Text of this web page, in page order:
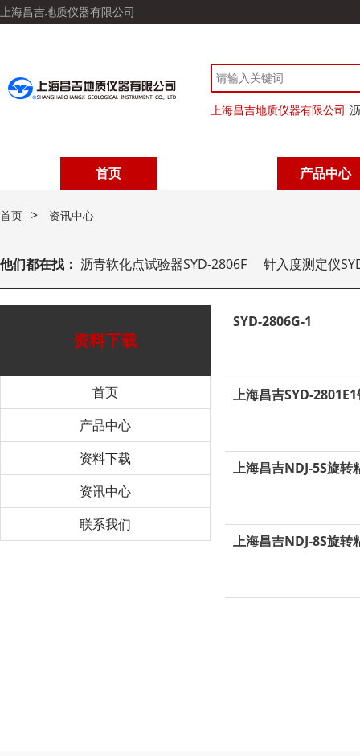
上海昌吉地质仪器有限公司
上海昌吉地质仪器有限公司
首页 产品中心
首页 > 资讯中心
他们都在找： 沥青软化点试验器SYD-2806F 针入度测定仪
资料下载
首页
产品中心
资料下载
资讯中心
联系我们
SYD-2806G-1
上海昌吉SYD-
上海昌吉NDJ-5S旋转
上海昌吉NDJ-8S旋转